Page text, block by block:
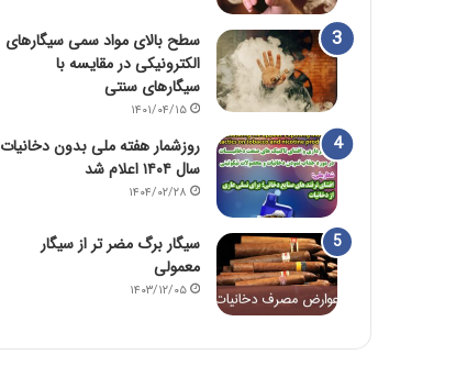
سطح بالای مواد سمی سیگارهای
الکترونیکی در مقایسه با
سیگارهای سنتی
۱۴۰۱/۰۴/۱۵
روزشمار هفته ملی بدون دخانیات
سال ۱۴۰۴ اعلام شد
۱۴۰۴/۰۲/۲۸
سیگار برگ مضر تر از سیگار
معمولی
۱۴۰۳/۱۲/۰۵